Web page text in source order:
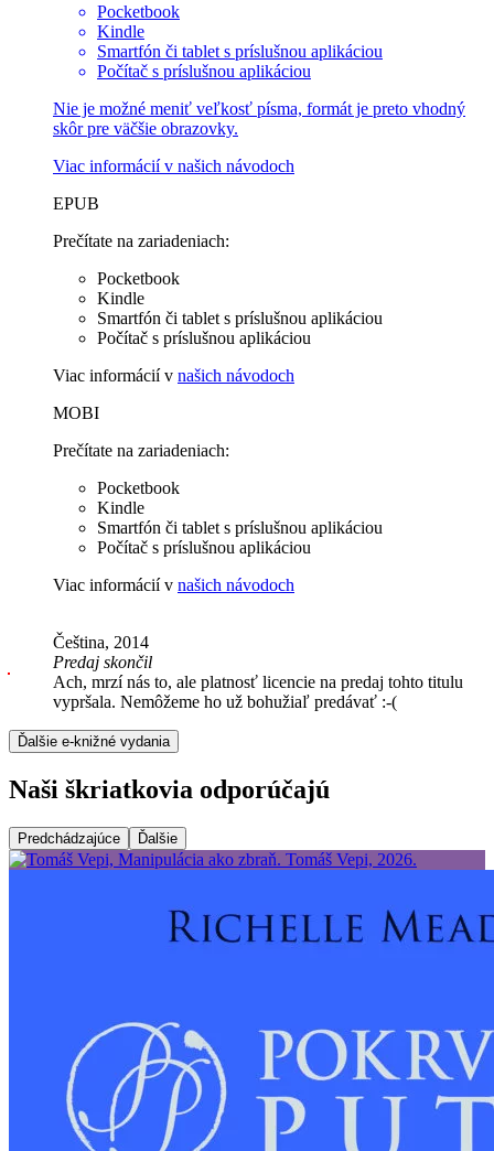
Pocketbook
Kindle
Smartfón či tablet s príslušnou aplikáciou
Počítač s príslušnou aplikáciou
Nie je možné meniť veľkosť písma, formát je preto vhodný
skôr pre väčšie obrazovky.
Viac informácií v našich návodoch
EPUB
Prečítate na zariadeniach:
Pocketbook
Kindle
Smartfón či tablet s príslušnou aplikáciou
Počítač s príslušnou aplikáciou
Viac informácií v našich návodoch
MOBI
Prečítate na zariadeniach:
Pocketbook
Kindle
Smartfón či tablet s príslušnou aplikáciou
Počítač s príslušnou aplikáciou
Viac informácií v našich návodoch
Čeština, 2014
Predaj skončil
Ach, mrzí nás to, ale platnosť licencie na predaj tohto titulu
vypršala. Nemôžeme ho už bohužiaľ predávať :-(
Ďalšie e-knižné vydania
Naši škriatkovia odporúčajú
Predchádzajúce Ďalšie